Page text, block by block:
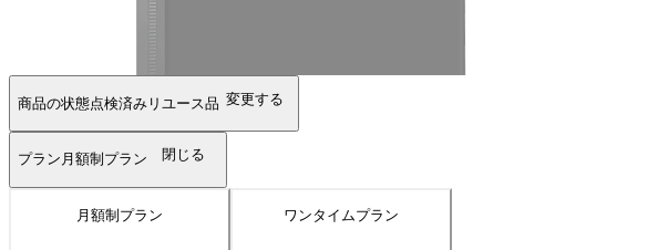
商品の状態点検済みリユース品 変更する
プラン 月額制プラン 閉じる
月額制プラン ワンタイムプラン